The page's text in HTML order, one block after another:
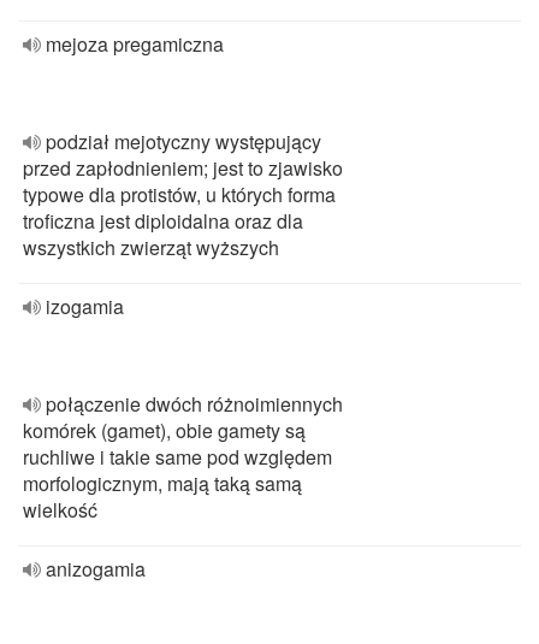
mejoza pregamiczna
podział mejotyczny występujący
przed zapłodnieniem; jest to zjawisko
typowe dla protistów, u których forma
troficzna jest diploidalna oraz dla
wszystkich zwierząt wyższych
izogamia
połączenie dwóch różnoimiennych
komórek (gamet), obie gamety są
ruchliwe i takie same pod względem
morfologicznym, mają taką samą
wielkość
anizogamia